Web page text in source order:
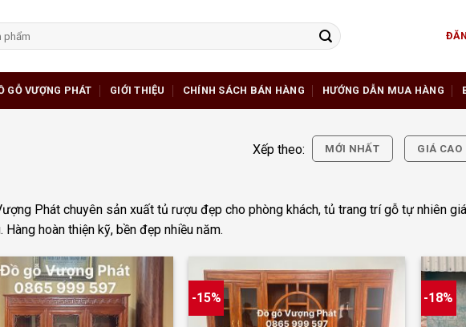
GỖ VƯỢNG PHÁT GIỚI THIỆU CHÍNH SÁCH BÁN HÀNG HƯỚNG DẪN MUA HÀNG
Xếp theo: MỚI NHẤT GIÁ CAO
Phát chuyên sản xuất tủ rượu đẹp cho phòng khách, tủ trang trí gỗ tự nhiên
Hàng hoàn thiện kỹ, bền đẹp nhiều năm.
-15% -18%